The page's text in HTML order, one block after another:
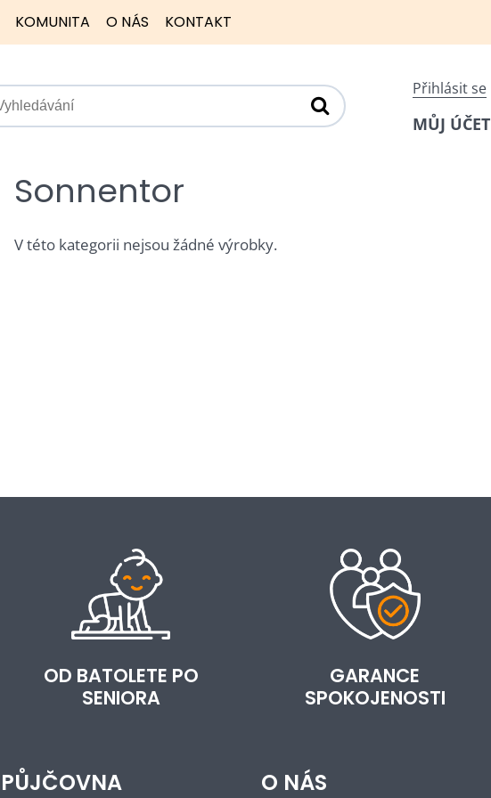
KOMUNITA O NÁS KONTAKT
Přihlásit se
MŮJ ÚČET
Sonnentor
V této kategorii nejsou žádné výrobky.
OD BATOLETE PO
SENIORA
GARANCE
SPOKOJENOSTI
PŮJČOVNA O NÁS